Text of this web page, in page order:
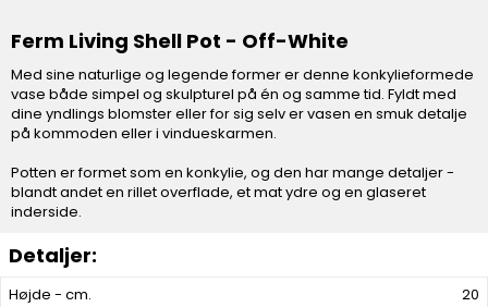
Højde - cm.
20
Ferm Living Shell Pot - Off-White
Med sine naturlige og legende former er denne konkylieformede
vase både simpel og skulpturel på én og samme tid. Fyldt med
dine yndlings blomster eller for sig selv er vasen en smuk detalje
på kommoden eller i vindueskarmen.
Potten er formet som en konkylie, og den har mange detaljer -
blandt andet en rillet overflade, et mat ydre og en glaseret
inderside.